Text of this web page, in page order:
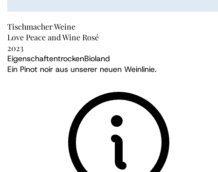
Tischmacher Weine
Love Peace and Wine Rosé
2023
EigenschaftentrockenBioland
Ein Pinot noir aus unserer neuen Weinlinie.